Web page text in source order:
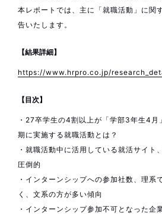
本レポートでは、主に「就職活動」に関
告いたします。
【結果詳細】
https://www.hrpro.co.jp/
【目次】
・27卒学生の4割以上が「学部3年生4月
期に実施する就職活動とは？
・就職活動中に活用している就活サイト
圧倒的
・インターンシップへの参加社数、理系
く、文系の方が多い傾向
・インターンシップ参加不可となった企